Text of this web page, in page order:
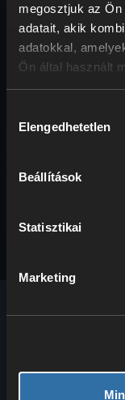
megosztjuk az
adatait, akik
adatokkal,
Ön által használt
kiválasztása
Elengedhetetlen
Beállítások
Statisztikai
Marketing
Tipp:
például
Állítsd le a
Hogyan
Mivel az
teljesítményű